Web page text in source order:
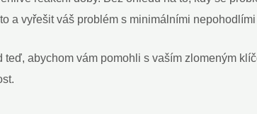
a vyřešit váš problém s minimálními
abychom vám pomohli s vaším zlomeným